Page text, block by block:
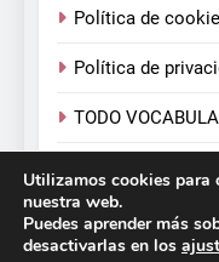
Política de
Política de
TODO
Español para
Utilizamos cookies para
nuestra web.
Puedes aprender más
desactivarlas en los